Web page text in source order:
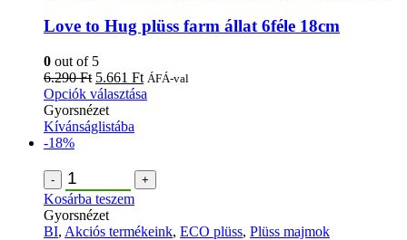
Love to Hug plüss farm állat 6féle 18cm
0 out of 5
6.290Ft 5.661 Ft ÁFÁ-val
Opciók választása
Gyorsnézet
Kívánságlistába
-18%
- +
Kosárba teszem
Gyorsnézet
BI, Akciós termékeink, ECO plüss, Plüss majmok